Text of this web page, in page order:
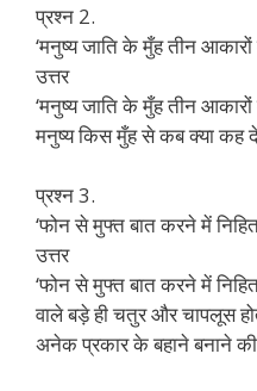
प्रश्न 2.
‘मनुष्य जाति के मुँह तीन
उत्तर
‘मनुष्य जाति के मुँह तीन
मनुष्य किस मुँह से कब क्या कह
प्रश्न 3.
‘फोन से मुफ्त बात करने में
उत्तर
‘फोन से मुफ्त बात करने में
वाले बड़े ही चतुर और चापलूस
अनेक प्रकार के बहाने बनाने की